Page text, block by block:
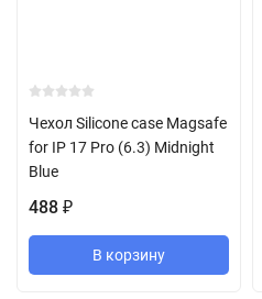
Чехол Silicone case Magsafe
for IP 17 Pro (6.3) Midnight
Blue
488 ₽
В корзину